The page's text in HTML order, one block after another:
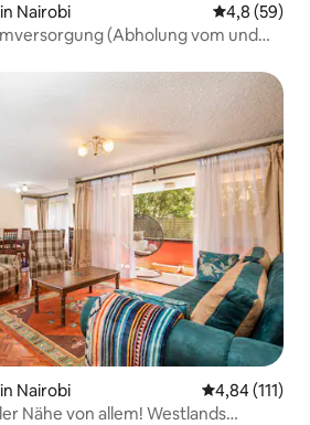
Nairobi
4,8 (59)
(Abholung vom und
Nairobi
4,84 (111)
Nähe von allem! Westlands